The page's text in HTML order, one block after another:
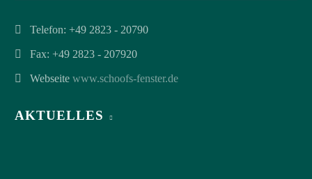
Telefon: +49 2823 - 20790
Fax: +49 2823 - 207920
Webseite www.schoofs-fenster.de
AKTUELLES